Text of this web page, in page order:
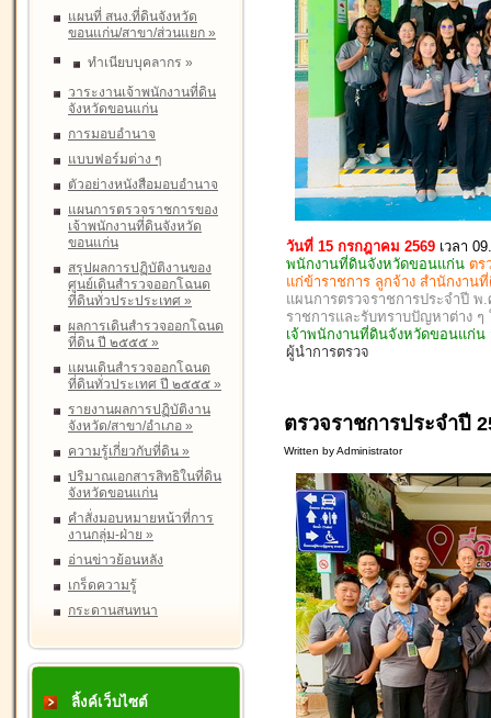
แผนที่ สนง.ที่ดินจังหวัด
ขอนแก่น/สาขา/ส่วนแยก »
ทำเนียบบุคลากร »
วาระงานเจ้าพนักงานที่ดิน
จังหวัดขอนแก่น
การมอบอำนาจ
แบบฟอร์มต่าง ๆ
ตัวอย่างหนังสือมอบอำนาจ
แผนการตรวจราชการของ
เจ้าพนักงานที่ดินจังหวัด
ขอนแก่น
สรุปผลการปฏิบัติงานของ
ศูนย์เดินสำรวจออกโฉนด
ที่ดินทั่วประประเทศ »
ผลการเดินสำรวจออกโฉนด
ที่ดิน ปี ๒๕๕๕ »
แผนเดินสำรวจออกโฉนด
ที่ดินทั่วประเทศ ปี ๒๕๕๕ »
รายงานผลการปฏิบัติงาน
จังหวัด/สาขา/อำเภอ »
ความรู้เกี่ยวกับที่ดิน »
ปริมาณเอกสารสิทธิในที่ดิน
จังหวัดขอนแก่น
คำสั่งมอบหมายหน้าที่การ
งานกลุ่ม-ฝ่าย »
อ่านข่าวย้อนหลัง
เกร็ดความรู้
กระดานสนทนา
ลิ้งค์เว็บไซต์
วันที่ 15 กรกฎาคม 2569 เวลา
พนักงานที่ดินจังหวัดขอนแก่น ตร
แก่ข้าราชการ ลูกจ้าง สำนักงา
แผนการตรวจราชการประจำปี พ
ราชการและรับทราบปัญหาต่าง ๆ
เจ้าพนักงานที่ดินจังหวัดขอนแก่
ผู้นำการตรวจ
ตรวจราชการประจำปี
Written by Administrator